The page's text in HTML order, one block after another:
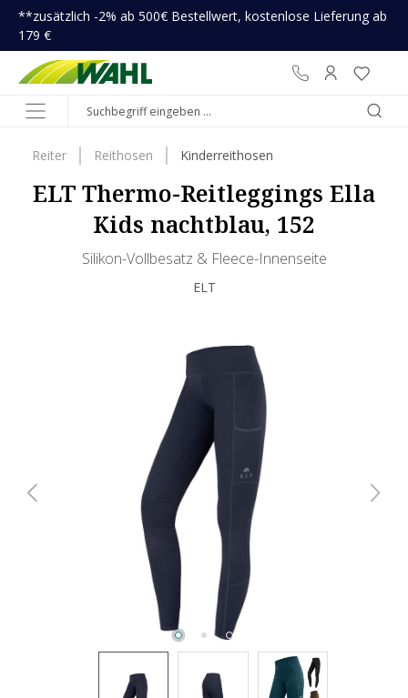
springen
**zusätzlich -2% ab 500€ Bestellwert, kostenlose Lieferung ab
179 €
Reiter Reithosen Kinderreithosen
ELT Thermo-Reitleggings Ella
Kids nachtblau, 152
Silikon-Vollbesatz & Fleece-Innenseite
ELT